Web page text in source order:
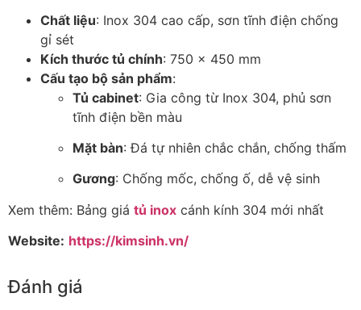
Chất liệu: Inox 304 cao cấp, sơn tĩnh điện chống
gỉ sét
Kích thước tủ chính: 750 x 450 mm
Cấu tạo bộ sản phẩm:
Tủ cabinet: Gia công từ Inox 304, phủ sơn
tĩnh điện bền màu
Mặt bàn: Đá tự nhiên chắc chắn, chống thấm
Gương: Chống mốc, chống ố, dễ vệ sinh
Xem thêm: Bảng giá tủ inox cánh kính 304 mới nhất
Website: https://kimsinh.vn/
Đánh giá